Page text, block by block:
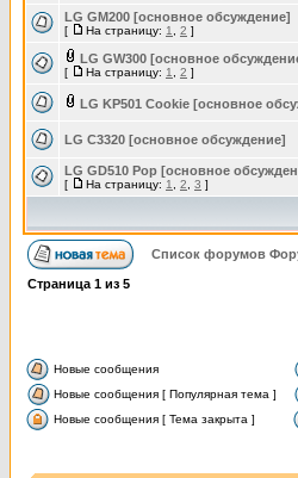
LG GM200 [основное обсуждение]
[ На страницу: 1 2 ]
LG GW300 [основное
[ На страницу: 1 2 ]
LG KP501 Cookie [основное
LG C3320 [основное обсуждение]
LG GD510 Pop [основное
[ На страницу: 1 2 3 ]
Список форумов
Страница 1 из 5
Новые сообщения
Новые сообщения [ Популярная тема ]
Новые сообщения [ Тема закрыта ]